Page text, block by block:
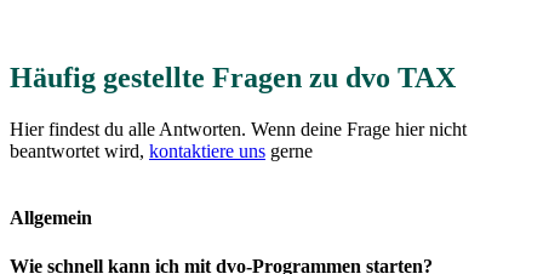
Häufig gestellte Fragen zu dvo TAX
Hier findest du alle Antworten. Wenn deine Frage hier nicht
beantwortet wird, kontaktiere uns gerne
Allgemein
Wie schnell kann ich mit dvo-Programmen starten?